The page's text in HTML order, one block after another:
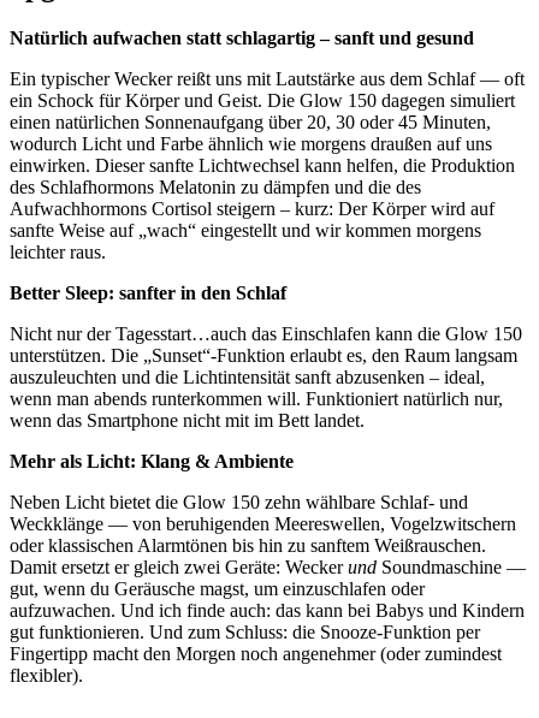
Natürlich aufwachen statt schlagartig – sanft und gesund
Ein typischer Wecker reißt uns mit Lautstärke aus dem Schlaf — oft
ein Schock für Körper und Geist. Die Glow 150 dagegen simuliert
einen natürlichen Sonnenaufgang über 20, 30 oder 45 Minuten,
wodurch Licht und Farbe ähnlich wie morgens draußen auf uns
einwirken. Dieser sanfte Lichtwechsel kann helfen, die Produktion
des Schlafhormons Melatonin zu dämpfen und die des
Aufwachhormons Cortisol steigern – kurz: Der Körper wird auf
sanfte Weise auf „wach“ eingestellt und wir kommen morgens
leichter raus.
Better Sleep: sanfter in den Schlaf
Nicht nur der Tagesstart…auch das Einschlafen kann die Glow 150
unterstützen. Die „Sunset“-Funktion erlaubt es, den Raum langsam
auszuleuchten und die Lichtintensität sanft abzusenken – ideal,
wenn man abends runterkommen will. Funktioniert natürlich nur,
wenn das Smartphone nicht mit im Bett landet.
Mehr als Licht: Klang & Ambiente
Neben Licht bietet die Glow 150 zehn wählbare Schlaf- und
Weckklänge — von beruhigenden Meereswellen, Vogelzwitschern
oder klassischen Alarmtönen bis hin zu sanftem Weißrauschen.
Damit ersetzt er gleich zwei Geräte: Weckerund Soundmaschine —
gut, wenn du Geräusche magst, um einzuschlafen oder
aufzuwachen. Und ich finde auch: das kann bei Babys und Kindern
gut funktionieren. Und zum Schluss: die Snooze-Funktion per
Fingertipp macht den Morgen noch angenehmer (oder zumindest
flexibler).